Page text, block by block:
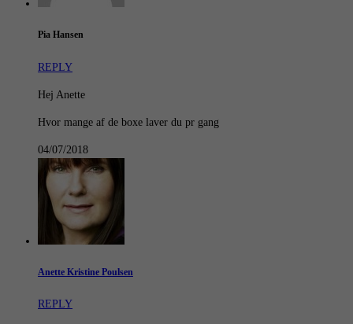
Pia Hansen
REPLY
Hej Anette
Hvor mange af de boxe laver du pr gang
04/07/2018
Anette Kristine Poulsen
REPLY